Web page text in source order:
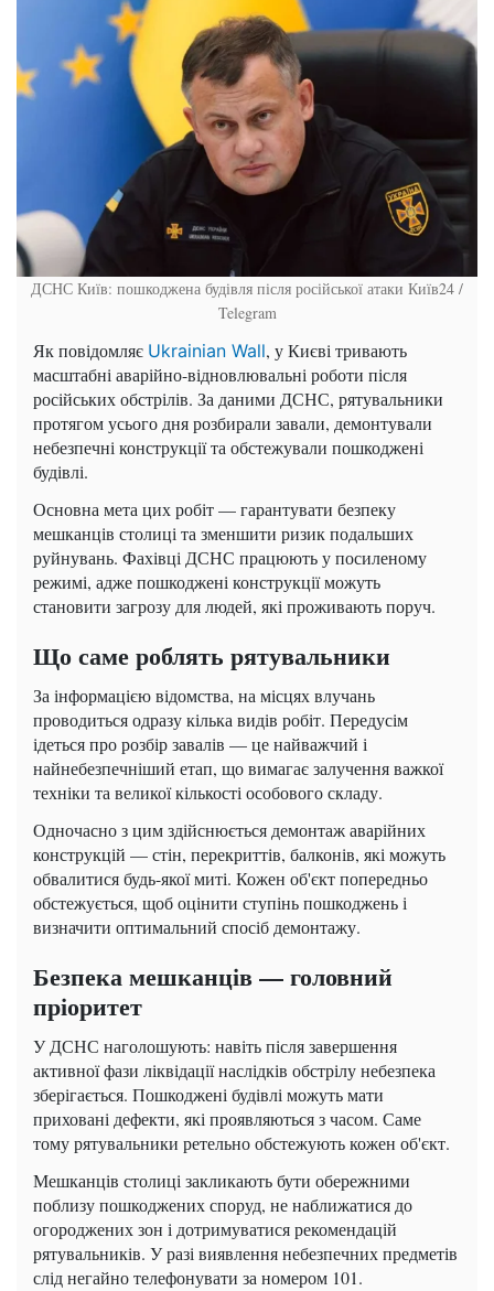
ДСНС Київ: пошкоджена будівля після російської атаки Київ24 /
Telegram
Як повідомляє Ukrainian Wall, у Києві тривають
масштабні аварійно-відновлювальні роботи після
російських обстрілів. За даними ДСНС, рятувальники
протягом усього дня розбирали завали, демонтували
небезпечні конструкції та обстежували пошкоджені
будівлі.
Основна мета цих робіт — гарантувати безпеку
мешканців столиці та зменшити ризик подальших
руйнувань. Фахівці ДСНС працюють у посиленому
режимі, адже пошкоджені конструкції можуть
становити загрозу для людей, які проживають поруч.
Що саме роблять рятувальники
За інформацією відомства, на місцях влучань
проводиться одразу кілька видів робіт. Передусім
ідеться про розбір завалів — це найважчий і
найнебезпечніший етап, що вимагає залучення важкої
техніки та великої кількості особового складу.
Одночасно з цим здійснюється демонтаж аварійних
конструкцій — стін, перекриттів, балконів, які можуть
обвалитися будь-якої миті. Кожен об'єкт попередньо
обстежується, щоб оцінити ступінь пошкоджень і
визначити оптимальний спосіб демонтажу.
Безпека мешканців — головний
пріоритет
У ДСНС наголошують: навіть після завершення
активної фази ліквідації наслідків обстрілу небезпека
зберігається. Пошкоджені будівлі можуть мати
приховані дефекти, які проявляються з часом. Саме
тому рятувальники ретельно обстежують кожен об'єкт.
Мешканців столиці закликають бути обережними
поблизу пошкоджених споруд, не наближатися до
огороджених зон і дотримуватися рекомендацій
рятувальників. У разі виявлення небезпечних предметів
слід негайно телефонувати за номером 101.